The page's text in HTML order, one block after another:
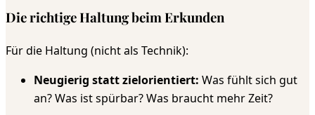
Die richtige Haltung beim Erkunden
Für die Haltung (nicht als Technik):
Neugierig statt zielorientiert: Was fühlt sich gut
an? Was ist spürbar? Was braucht mehr Zeit?